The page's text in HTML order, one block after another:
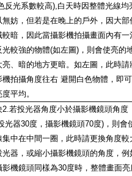
反光系數較高),白天時因整體光線均
無妨，但若是在晚上的戶外，因大部
較暗，因此當攝影機拍攝畫面內有一
光較強的物體(如左圖)，則會使亮的
亮、暗的地方更暗。如左圖，此時請
機拍攝角度往右 避開白色物體，即可
平均。
2.若投光器角度小於攝影機鏡頭角度
光器30度，攝影機鏡頭70度)，則會
集中在中間一圈，此時請更換角度較
光器，或縮小攝影機鏡頭的角度，例
影機鏡頭同樣為30度時，整體畫面亮